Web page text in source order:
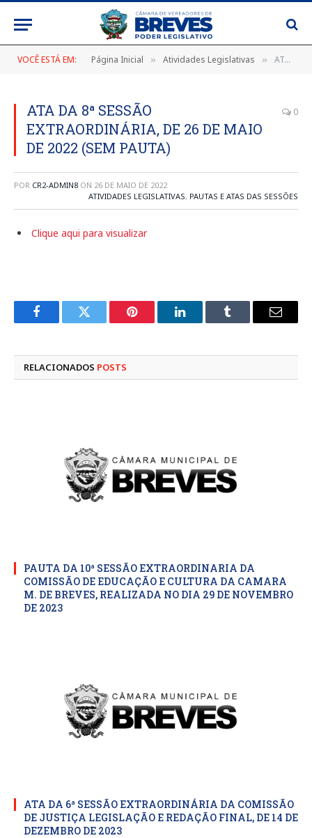
VOCÊ ESTÁ EM: Página Inicial » Atividades Legislativas » ATA DA 8ª SESSÃO EXTRAORDINÁRIA, DE 26 DE MAIO DE 2022 (SEM PAUTA)
ATA DA 8ª SESSÃO
EXTRAORDINÁRIA, DE 26 DE MAIO
DE 2022 (SEM PAUTA)
0
POR CR2-ADMIN8 ON 26 DE MAIO DE 2022
ATIVIDADES LEGISLATIVAS, PAUTAS E ATAS DAS SESSÕES
Clique aqui para visualizar
FacebookTwitter Pinterest LinkedInTumblr
E-
RELACIONADOS POSTS
PAUTA DA 10ª SESSÃO EXTRAORDINARIA DA
COMISSÃO DE EDUCAÇÃO E CULTURA DA CAMARA
M. DE BREVES, REALIZADA NO DIA 29 DE NOVEMBRO
DE 2023
ATA DA 6ª SESSÃO EXTRAORDINÁRIA DA COMISSÃO
DE JUSTIÇA LEGISLAÇÃO E REDAÇÃO FINAL, DE 14 DE
DEZEMBRO DE 2023